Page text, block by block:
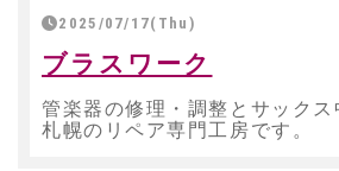
2025/07/17(Thu)
ブラスワーク
管楽器の修理・調整とサックス
札幌のリペア専門工房です。